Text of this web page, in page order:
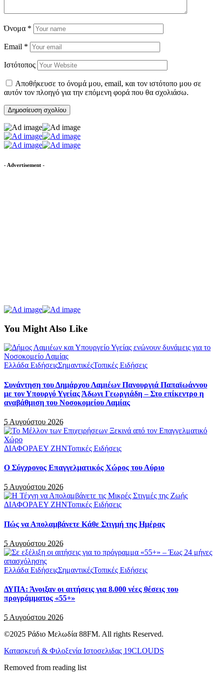
Όνομα *
Email *
Ιστότοπος
Αποθήκευσε το όνομά μου, email, και τον ιστότοπο μου σε
αυτόν τον πλοηγό για την επόμενη φορά που θα σχολιάσω.
- Advertisement -
You Might Also Like
Ελλάδα ΕιδήσειςΣημαντικέςΤοπικές Ειδήσεις
Συνάντηση του Δημάρχου Λαμιέων Πανουργιά Παπαϊωάννου
με τον Υπουργό Υγείας Άδωνι Γεωργιάδη – Στο επίκεντρο η
αναβάθμιση του Νοσοκομείου Λαμίας
5 Αυγούστου 2026
ΔΙΑΦΟΡΑΕΥ ΖΗΝΤοπικές Ειδήσεις
Ο Σύγχρονος Επαγγελματικός Χώρος του Αύριο
5 Αυγούστου 2026
ΔΙΑΦΟΡΑΕΥ ΖΗΝΤοπικές Ειδήσεις
Πώς να Απολαμβάνετε Κάθε Στιγμή της Ημέρας
5 Αυγούστου 2026
Ελλάδα ΕιδήσειςΣημαντικέςΤοπικές Ειδήσεις
ΔΥΠΑ: Άνοιξαν οι αιτήσεις για 8.000 νέες θέσεις του
προγράμματος «55+»
5 Αυγούστου 2026
©2025 Ράδιο Μελωδία 88FM. All rights Reserved.
Κατασκευή & Φιλοξενία Ιστοσελιδας 19CLOUDS
Removed from reading list